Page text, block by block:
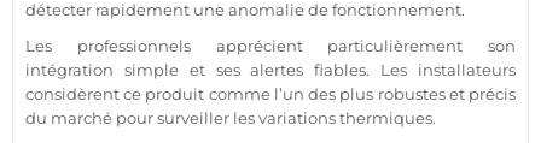
détecter rapidement une anomalie de fonctionnement.
Les professionnels apprécient particulièrement son
intégration simple et ses alertes fiables. Les installateurs
considèrent ce produit comme l’un des plus robustes et précis
du marché pour surveiller les variations thermiques.